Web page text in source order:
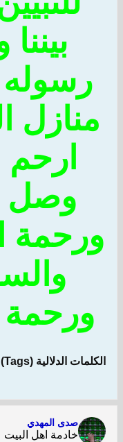
رسوله
منازل
وصل
ورحمة
ورحمة
الكلمات الدلالية (Tags):
صدى المهدي
خادمة اهل البيت